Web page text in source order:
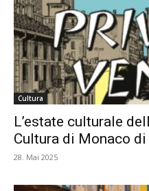
Cultura
L’estate culturale
Cultura di Monaco di
28. Mai 2025